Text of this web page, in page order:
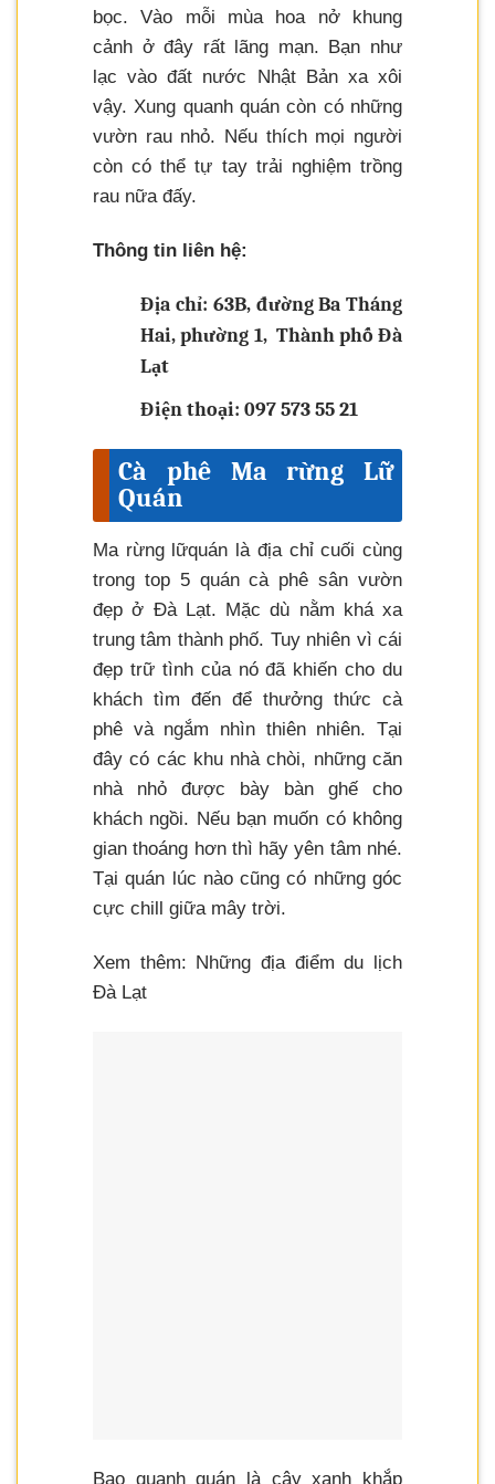
bọc. Vào mỗi mùa hoa nở khung
cảnh ở đây rất lãng mạn. Bạn như
lạc vào đất nước Nhật Bản xa xôi
vậy. Xung quanh quán còn có những
vườn rau nhỏ. Nếu thích mọi người
còn có thể tự tay trải nghiệm trồng
rau nữa đấy.
Thông tin liên hệ:
Địa chỉ: 63B, đường Ba Tháng
Hai, phường 1, Thành phố Đà
Lạt
Điện thoại: 097 573 55 21
Cà phê Ma rừng Lữ
Quán
Ma rừng lữquán là địa chỉ cuối cùng
trong top 5 quán cà phê sân vườn
đẹp ở Đà Lạt. Mặc dù nằm khá xa
trung tâm thành phố. Tuy nhiên vì cái
đẹp trữ tình của nó đã khiến cho du
khách tìm đến để thưởng thức cà
phê và ngắm nhìn thiên nhiên. Tại
đây có các khu nhà chòi, những căn
nhà nhỏ được bày bàn ghế cho
khách ngồi. Nếu bạn muốn có không
gian thoáng hơn thì hãy yên tâm nhé.
Tại quán lúc nào cũng có những góc
cực chill giữa mây trời.
Xem thêm: Những địa điểm du lịch
Đà Lạt
Bao quanh quán là cây xanh khắp